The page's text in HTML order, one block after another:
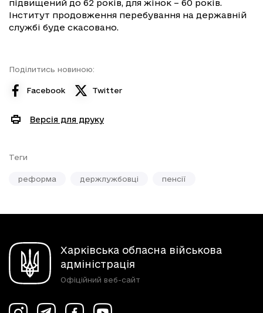
підвищений до 62 років, для жінок – 60 років.
Інститут продовження перебування на державній
службі буде скасовано.
Поділитись новиною:
Facebook Twitter
Версія для друку
Теги
реформа держлужбовці пенсії
Харківська обласна військова
адміністрація
Офіційний веб-сайт